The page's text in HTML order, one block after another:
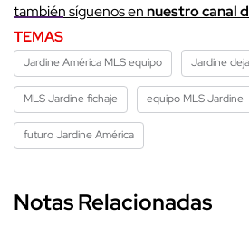
también síguenos ennuestro canal
TEMAS
Jardine América MLS equipo Jardine
MLS Jardine fichaje equipo MLS Jardine
futuro Jardine América
Notas Relacionadas